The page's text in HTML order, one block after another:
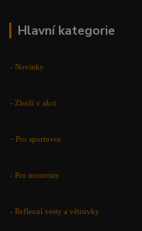
Hlavní kategorie
-Novinky
- Zboží v akci
-Pro sportovce
- Pro motoristy
-Reflexní vesty a větrovky